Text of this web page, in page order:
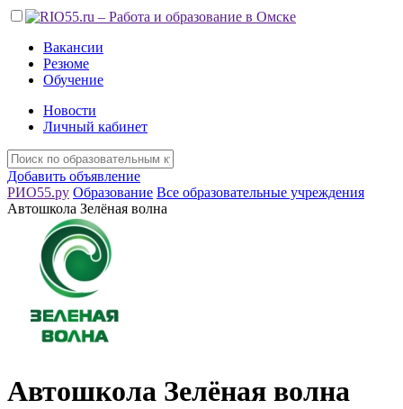
Вакансии
Резюме
Обучение
Новости
Личный кабинет
Добавить объявление
РИО55.ру Образование Все образовательные учреждения
Автошкола Зелёная волна
Автошкола Зелёная волна